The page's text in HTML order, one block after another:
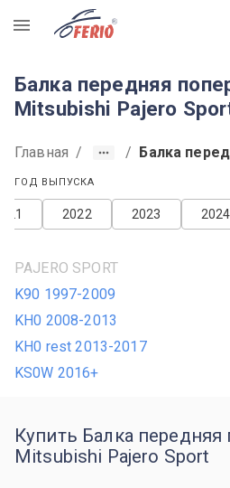
R
Балка передняя
Mitsubishi Pajero
Главная / / Балка
ГОД ВЫПУСКА
2024
2023
2022
PAJERO SPORT
K90 1997-2009
KH0 2008-2013
KH0 rest 2013-2017
KS0W 2016+
Купить Балка передняя
Mitsubishi Pajero Sport